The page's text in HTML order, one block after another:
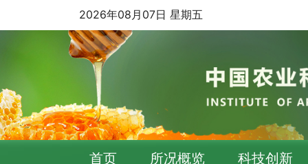
2026年08月07日 星期五
首页 所况概览 科技创新